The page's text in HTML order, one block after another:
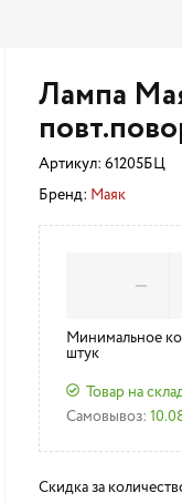
Лампа
Артикул: 61205БЦ
Бренд: Маяк
Минимальное
штук
Товар на
Самовывоз:
Скидка за